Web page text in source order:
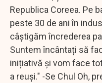
Republica Coreea. Pe
peste 30 de ani în
câștigăm încrederea
Suntem încântați să
inițiativă și vom face
a reuși." -Se Chul Oh,